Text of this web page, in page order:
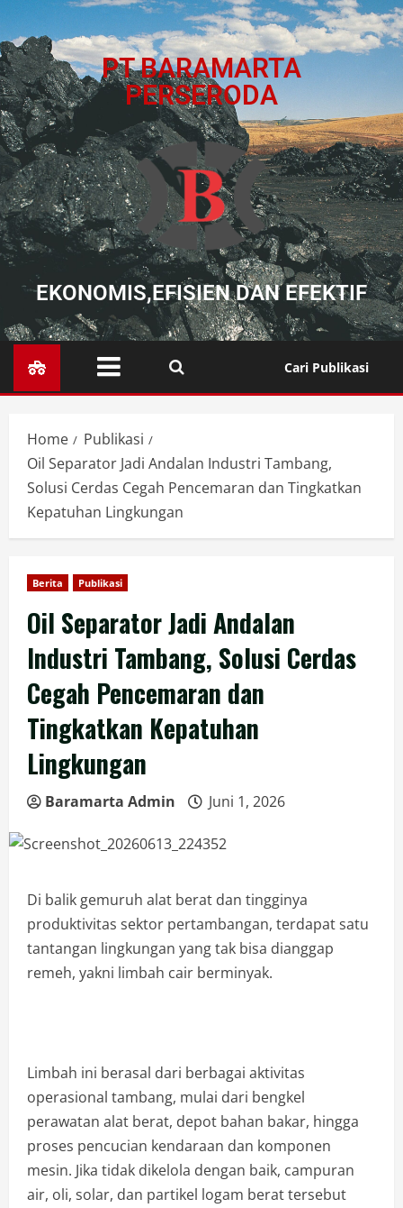
PT BARAMARTA
PERSERODA
EKONOMIS,EFISIEN DAN EFEKTIF
Cari Publikasi
Home
Publikasi
Oil Separator Jadi Andalan Industri Tambang,
Solusi Cerdas Cegah Pencemaran dan Tingkatkan
Kepatuhan Lingkungan
Berita Publikasi
Oil Separator Jadi Andalan
Industri Tambang, Solusi Cerdas
Cegah Pencemaran dan
Tingkatkan Kepatuhan
Lingkungan
Baramarta Admin Juni 1, 2026
Di balik gemuruh alat berat dan tingginya
produktivitas sektor pertambangan, terdapat satu
tantangan lingkungan yang tak bisa dianggap
remeh, yakni limbah cair berminyak.
Limbah ini berasal dari berbagai aktivitas
operasional tambang, mulai dari bengkel
perawatan alat berat, depot bahan bakar, hingga
proses pencucian kendaraan dan komponen
mesin. Jika tidak dikelola dengan baik, campuran
air, oli, solar, dan partikel logam berat tersebut